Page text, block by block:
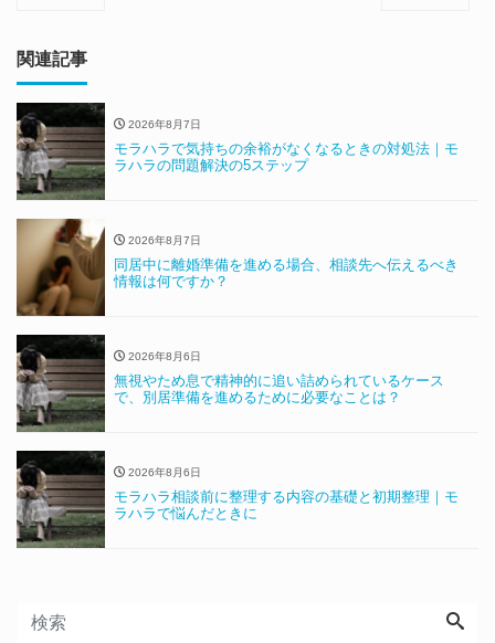
関連記事
2026年8月7日
モラハラで気持ちの余裕がなくなるときの対処法｜モ
ラハラの問題解決の5ステップ
2026年8月7日
同居中に離婚準備を進める場合、相談先へ伝えるべき
情報は何ですか？
2026年8月6日
無視やため息で精神的に追い詰められているケース
で、別居準備を進めるために必要なことは？
2026年8月6日
モラハラ相談前に整理する内容の基礎と初期整理｜モ
ラハラで悩んだときに